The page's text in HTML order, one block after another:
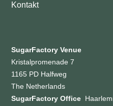
Kontakt
SugarFactory Venue
Kristalpromenade 7
1165 PD Halfweg
The Netherlands
SugarFactory Office